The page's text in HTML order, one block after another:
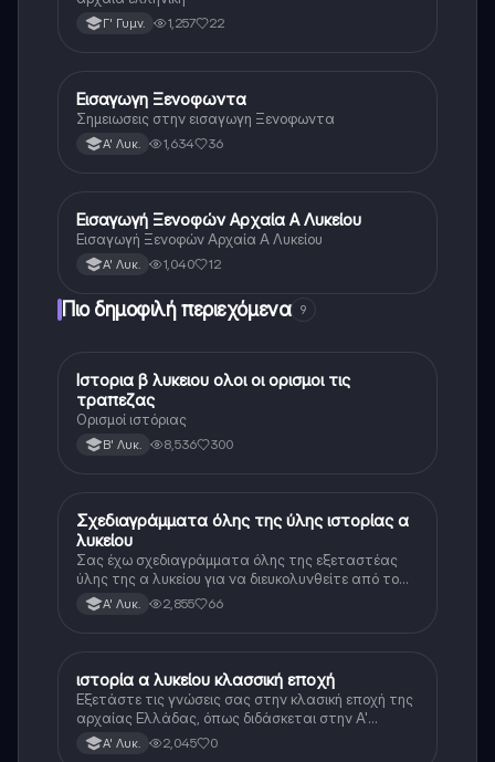
Γ' Γυμν. 1,257 22
Αρχαία Ελληνικά
Εισαγωγη Ξενοφωντα
Σημειωσεις στην εισαγωγη Ξενοφωντα
Α' Λυκ. 1,634 36
Αρχαία Ελληνικά
Εισαγωγή Ξενοφών Αρχαία Α Λυκείου
Εισαγωγή Ξενοφών Αρχαία Α Λυκείου
Α' Λυκ. 1,040 12
Πιο δημοφιλή περιεχόμενα 9
Ιστορία
Ιστορια β λυκειου ολοι οι ορισμοι τις
τραπεζας
Ορισμοί ιστόριας
Β' Λυκ. 8,536 300
Ιστορία
Σχεδιαγράμματα όλης της ύλης ιστορίας α
λυκείου
Σας έχω σχεδιαγράμματα όλης της εξεταστέας
ύλης της α λυκείου για να διευκολυνθείτε από το
τεράστιο βάρος του βιβλίου
Α' Λυκ. 2,855 66
Ιστορία
ιστορία α λυκείου κλασσική εποχή
Εξετάστε τις γνώσεις σας στην κλασική εποχή της
αρχαίας Ελλάδας, όπως διδάσκεται στην Α'
Λυκείου.Α' Λυκ. 2,045 0